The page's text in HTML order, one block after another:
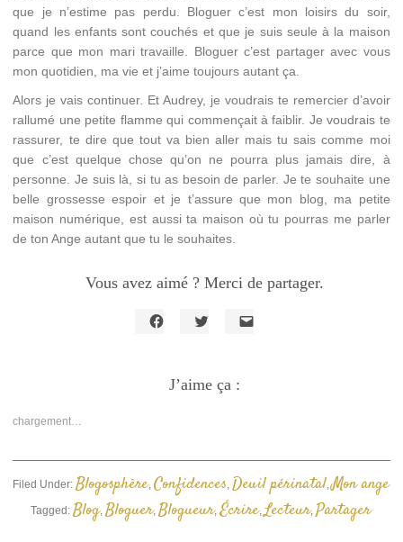
que je n’estime pas perdu. Bloguer c’est mon loisirs du soir,
quand les enfants sont couchés et que je suis seule à la maison
parce que mon mari travaille. Bloguer c’est partager avec vous
mon quotidien, ma vie et j’aime toujours autant ça.
Alors je vais continuer. Et Audrey, je voudrais te remercier d’avoir
rallumé une petite flamme qui commençait à faiblir. Je voudrais te
rassurer, te dire que tout va bien aller mais tu sais comme moi
que c’est quelque chose qu’on ne pourra plus jamais dire, à
personne. Je suis là, si tu as besoin de parler. Je te souhaite une
belle grossesse espoir et je t’assure que mon blog, ma petite
maison numérique, est aussi ta maison où tu pourras me parler
de ton Ange autant que tu le souhaites.
Vous avez aimé ? Merci de partager.
Facebook(ouvre
dans
Twitter(ouvre
dans
dans
une
nouvelle
fenêtre)
J’aime ça :
chargement…
Filed Under:Blogosphère,Confidences, Deuil périnatal,Mon ange
Tagged:Blog,Bloguer,Blogueur,Écrire,Lecteur,Partager